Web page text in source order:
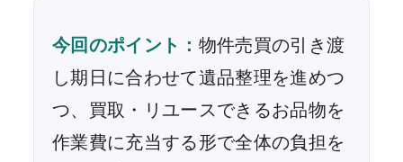
今回のポイント： 物件売買の引き渡
し期日に合わせて遺品整理を進めつ
つ、買取・リユースできるお品物を
作業費に充当する形で全体の負担を